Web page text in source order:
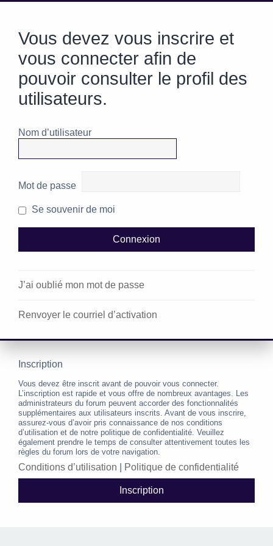
Vous devez vous inscrire et
vous connecter afin de
pouvoir consulter le profil des
utilisateurs.
Nom d’utilisateur
Mot de passe
Se souvenir de moi
J’ai oublié mon mot de passe
Renvoyer le courriel d’activation
Inscription
Vous devez être inscrit avant de pouvoir vous connecter.
L’inscription est rapide et vous offre de nombreux avantages. Les
administrateurs du forum peuvent accorder des fonctionnalités
supplémentaires aux utilisateurs inscrits. Avant de vous inscrire,
assurez-vous d’avoir pris connaissance de nos conditions
d’utilisation et de notre politique de confidentialité. Veuillez
également prendre le temps de consulter attentivement toutes les
règles du forum lors de votre navigation.
Conditions d’utilisation Politique de confidentialité
Inscription